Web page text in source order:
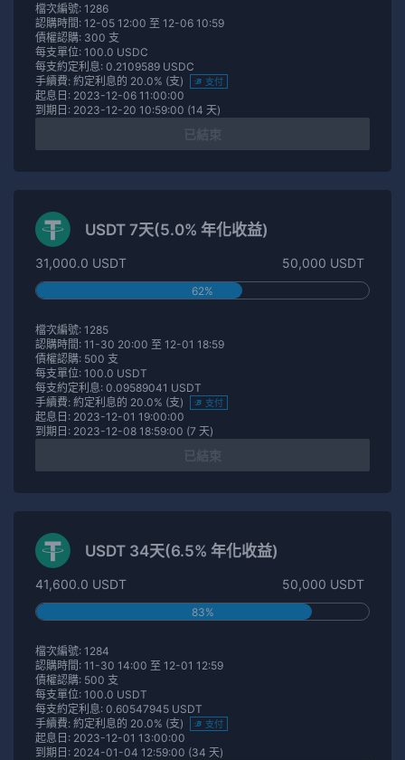
檔次編號: 1286
認購時間: 12-05 12:00 至 12-06 10:59
債權認購: 300 支
每支單位: 100.0 USDC
每支約定利息: 0.2109589 USDC
手續費: 約定利息的 20.0% (支)
支付
起息日: 2023-12-06 11:00:00
到期日: 2023-12-20 10:59:00 (14 天)
USDT 7天(5.0% 年化收益)
31,000.0 USDT 50,000 USDT
62%
檔次編號: 1285
認購時間: 11-30 20:00 至 12-01 18:59
債權認購: 500 支
每支單位: 100.0 USDT
每支約定利息: 0.09589041 USDT
手續費: 約定利息的 20.0% (支)
支付
起息日: 2023-12-01 19:00:00
到期日: 2023-12-08 18:59:00 (7 天)
USDT 34天(6.5% 年化收益)
41,600.0 USDT 50,000 USDT
83%
檔次編號: 1284
認購時間: 11-30 14:00 至 12-01 12:59
債權認購: 500 支
每支單位: 100.0 USDT
每支約定利息: 0.60547945 USDT
手續費: 約定利息的 20.0% (支)
支付
起息日: 2023-12-01 13:00:00
到期日: 2024-01-04 12:59:00 (34 天)